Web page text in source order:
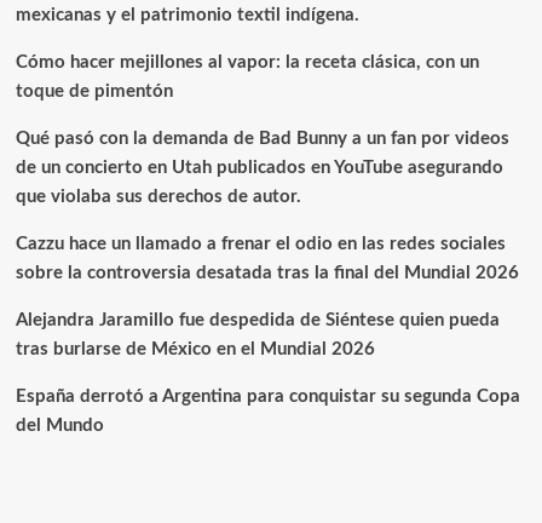
mexicanas y el patrimonio textil indígena.
Cómo hacer mejillones al vapor: la receta clásica, con un
toque de pimentón
Qué pasó con la demanda de Bad Bunny a un fan por videos
de un concierto en Utah publicados en YouTube asegurando
que violaba sus derechos de autor.
Cazzu hace un llamado a frenar el odio en las redes sociales
sobre la controversia desatada tras la final del Mundial 2026
Alejandra Jaramillo fue despedida de Siéntese quien pueda
tras burlarse de México en el Mundial 2026
España derrotó a Argentina para conquistar su segunda Copa
del Mundo